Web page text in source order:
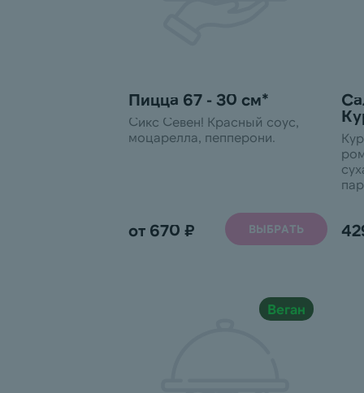
Пицца 67 - 30 см*
Сикс Севен! Красный соус,
моцарелла, пепперони.
от 670 ₽ ВЫБРАТЬ
Веган